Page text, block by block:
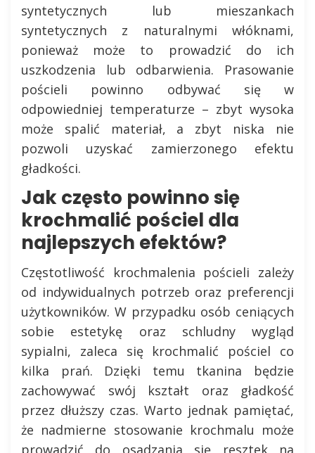
syntetycznych lub mieszankach
syntetycznych z naturalnymi włóknami,
ponieważ może to prowadzić do ich
uszkodzenia lub odbarwienia. Prasowanie
pościeli powinno odbywać się w
odpowiedniej temperaturze – zbyt wysoka
może spalić materiał, a zbyt niska nie
pozwoli uzyskać zamierzonego efektu
gładkości.
Jak często powinno się
krochmalić pościel dla
najlepszych efektów?
Częstotliwość krochmalenia pościeli zależy
od indywidualnych potrzeb oraz preferencji
użytkowników. W przypadku osób ceniących
sobie estetykę oraz schludny wygląd
sypialni, zaleca się krochmalić pościel co
kilka prań. Dzięki temu tkanina będzie
zachowywać swój kształt oraz gładkość
przez dłuższy czas. Warto jednak pamiętać,
że nadmierne stosowanie krochmalu może
prowadzić do osadzania się resztek na